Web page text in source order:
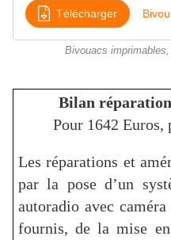
Télécharger
Bivouacs
Bilan
Pour 1642 Euros,
Les réparations et
par la pose d’un
autoradio avec
fournis, de la mise